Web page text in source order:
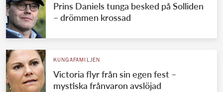
Prins Daniels tunga besked på Solliden
– drömmen krossad
KUNGAFAMILJEN
Victoria flyr från sin egen fest –
mystiska frånvaron avslöjad